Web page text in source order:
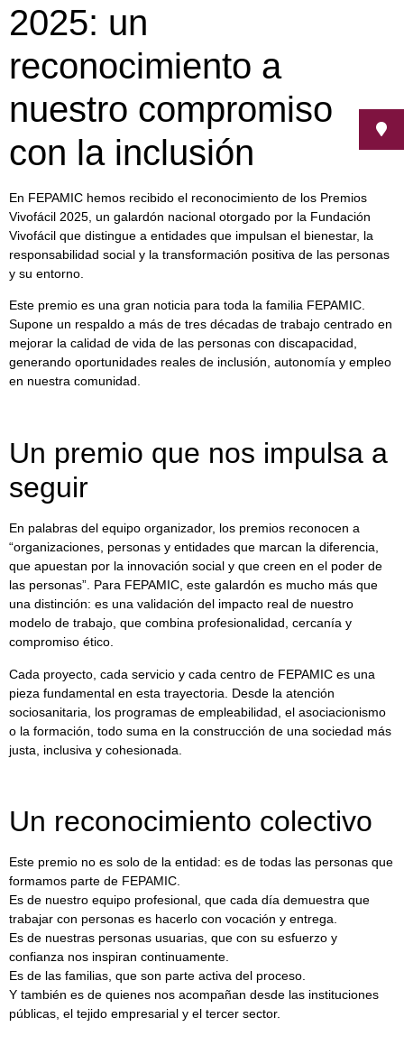
2025: un
reconocimiento a
nuestro compromiso
con la inclusión
En FEPAMIC hemos recibido el reconocimiento de los Premios
Vivofácil 2025, un galardón nacional otorgado por la Fundación
Vivofácil que distingue a entidades que impulsan el bienestar, la
responsabilidad social y la transformación positiva de las personas
y su entorno.
Este premio es una gran noticia para toda la familia FEPAMIC.
Supone un respaldo a más de tres décadas de trabajo centrado en
mejorar la calidad de vida de las personas con discapacidad,
generando oportunidades reales de inclusión, autonomía y empleo
en nuestra comunidad.
Un premio que nos impulsa a
seguir
En palabras del equipo organizador, los premios reconocen a
“organizaciones, personas y entidades que marcan la diferencia,
que apuestan por la innovación social y que creen en el poder de
las personas”. Para FEPAMIC, este galardón es mucho más que
una distinción: es una validación del impacto real de nuestro
modelo de trabajo, que combina profesionalidad, cercanía y
compromiso ético.
Cada proyecto, cada servicio y cada centro de FEPAMIC es una
pieza fundamental en esta trayectoria. Desde la atención
sociosanitaria, los programas de empleabilidad, el asociacionismo
o la formación, todo suma en la construcción de una sociedad más
justa, inclusiva y cohesionada.
Un reconocimiento colectivo
Este premio no es solo de la entidad: es de todas las personas que
formamos parte de FEPAMIC.
Es de nuestro equipo profesional, que cada día demuestra que
trabajar con personas es hacerlo con vocación y entrega.
Es de nuestras personas usuarias, que con su esfuerzo y
confianza nos inspiran continuamente.
Es de las familias, que son parte activa del proceso.
Y también es de quienes nos acompañan desde las instituciones
públicas, el tejido empresarial y el tercer sector.